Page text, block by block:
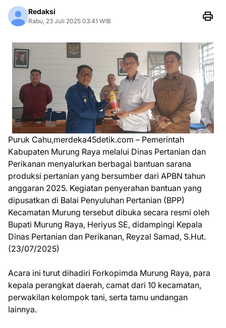
Redaksi
Rabu, 23 Juli 2025 03:41 WIB
Puruk Cahu,merdeka45detik.com – Pemerintah
Kabupaten Murung Raya melalui Dinas Pertanian dan
Perikanan menyalurkan berbagai bantuan sarana
produksi pertanian yang bersumber dari APBN tahun
anggaran 2025. Kegiatan penyerahan bantuan yang
dipusatkan di Balai Penyuluhan Pertanian (BPP)
Kecamatan Murung tersebut dibuka secara resmi oleh
Bupati Murung Raya, Heriyus SE, didampingi Kepala
Dinas Pertanian dan Perikanan, Reyzal Samad, S.Hut.
(23/07/2025)
Acara ini turut dihadiri Forkopimda Murung Raya, para
kepala perangkat daerah, camat dari 10 kecamatan,
perwakilan kelompok tani, serta tamu undangan
lainnya.